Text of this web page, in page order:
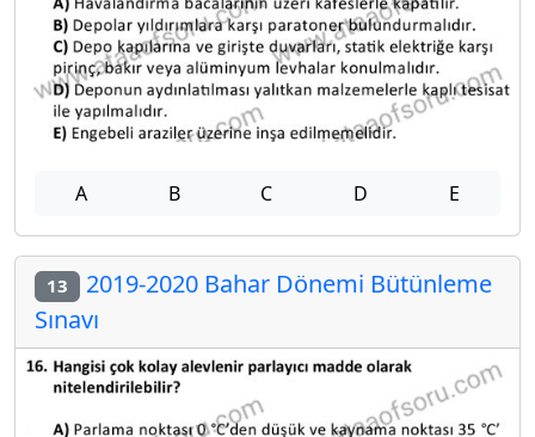
A B C D E
13 2019-2020 Bahar Dönemi Bütünleme
Sınavı